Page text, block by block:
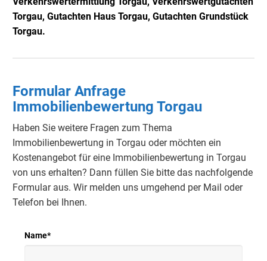
Torgau, Gutachten Haus Torgau, Gutachten Grundstück
Torgau.
Formular Anfrage
Immobilienbewertung Torgau
Haben Sie weitere Fragen zum Thema
Immobilienbewertung in Torgau oder möchten ein
Kostenangebot für eine Immobilienbewertung in Torgau
von uns erhalten? Dann füllen Sie bitte das nachfolgende
Formular aus. Wir melden uns umgehend per Mail oder
Telefon bei Ihnen.
Name*